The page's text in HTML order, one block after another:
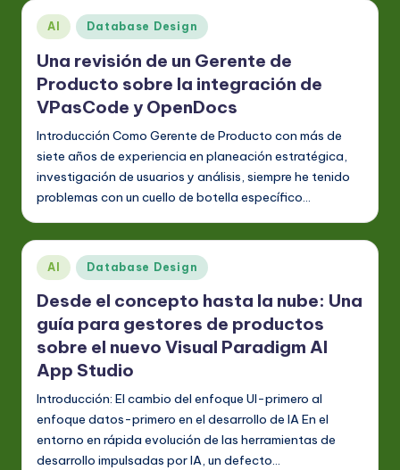
A
&
S
o
ft
w
a
r
e
In
n
o
v
a
ti
Publicado
en
AI Database Design
Una revisión de un Gerente de
Producto sobre la integración de
VPasCode y OpenDocs
Introducción Como Gerente de Producto con más de
siete años de experiencia en planeación estratégica,
investigación de usuarios y análisis, siempre he tenido
problemas con un cuello de botella específico…
Publicado
en
AI Database Design
Desde el concepto hasta la nube: Una
guía para gestores de productos
sobre el nuevo Visual Paradigm AI
App Studio
Introducción: El cambio del enfoque UI-primero al
enfoque datos-primero en el desarrollo de IA En el
entorno en rápida evolución de las herramientas de
desarrollo impulsadas por IA, un defecto…